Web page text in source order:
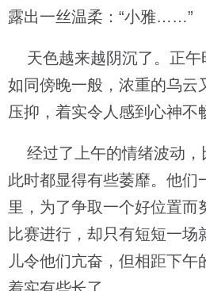
露出一丝温柔：“小雅……”
天色越来越阴沉了。正午
如同傍晚一般，浓重的乌云
压抑，着实令人感到心神不
经过了上午的情绪波动，
此时都显得有些萎靡。他们
里，为了争取一个好位置而
比赛进行，却只有短短一场
儿令他们亢奋，但相距下午